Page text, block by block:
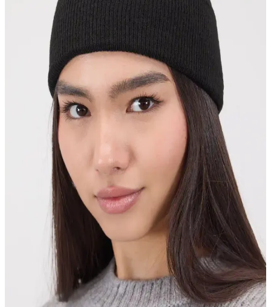
İki farklı bere modeli, Ritagarcia ve Vemod, kış aylarında sıcak
tutmanın yanı sıra tasarım ve özellikleriyle farklılık gösteriyor. Bu
karşılaştırma ile ihtiyaçlarınıza uygun olanı seçebilirsiniz.
Genel Markalar ve Goldmine Keçe Bere
Karşılaştırması Kış Ayları İçin En İyi Seçenekler
Bu karşılaştırmada, Genel Markalar ve Goldmine keçe bere
modellerinin özellikleri, kullanıcı yorumları ve seçim ipuçları detaylı
şekilde inceleniyor.
AYGÜN ve Genel Markalar Fransız Ressam Keçe
Bere Karşılaştırması ve Seçim Rehberi
Bu karşılaştırmada AYGÜN ve genel markaların Fransız ressam
keçe bereleri, özellikleri ve kullanıcı yorumlarıyla analiz edilerek en
uygun seçeneği bulmanıza yardımcı oluyor.
Nike Erkek Bere Koleksiyonu: Stil ve
Fonksiyonelliği Bir Arada Sunan Kış Aksesuarları
Nike erkek bere koleksiyonunda çeşitli modeller, tarzınıza uygun ve
fonksiyonel özelliklerle soğuk havalara karşı koruma sağlar. Şıklık
ve rahatlık bir arada.
Addax ve Stradivarius Bere Karşılaştırması: Sıcak